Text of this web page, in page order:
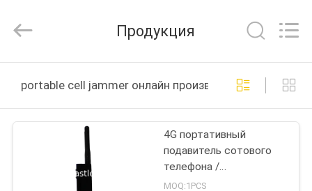
ПРОДУКТЫ
ELECTRONICS(HK)
CO.,LTD.
Reserved.
Продукция
portable cell jammer онлайн производство
4G портативный
подавитель сотового
телефона /
блокирование /
MOQ:1PCS